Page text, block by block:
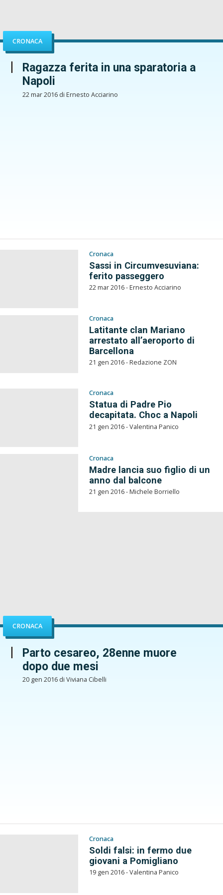
CRONACA
Ragazza ferita in una sparatoria a
Napoli
22 mar 2016 di Ernesto Acciarino
Cronaca
Sassi in Circumvesuviana:
ferito passeggero
22 mar 2016 - Ernesto Acciarino
Cronaca
Latitante clan Mariano
arrestato all’aeroporto di
Barcellona
21 gen 2016 - Redazione ZON
Cronaca
Statua di Padre Pio
decapitata. Choc a Napoli
21 gen 2016 - Valentina Panico
Cronaca
Madre lancia suo figlio di un
anno dal balcone
21 gen 2016 - Michele Borriello
CRONACA
Parto cesareo, 28enne muore
dopo due mesi
20 gen 2016 di Viviana Cibelli
Cronaca
Soldi falsi: in fermo due
giovani a Pomigliano
19 gen 2016 - Valentina Panico